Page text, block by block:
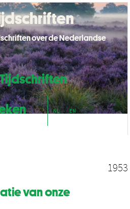
Tijdschriften
NL EN
over de Nederlandse
1953
van onze